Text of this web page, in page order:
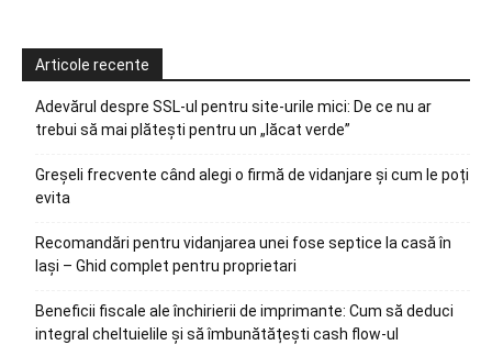
Articole recente
Adevărul despre SSL-ul pentru site-urile mici: De ce nu ar
trebui să mai plătești pentru un „lăcat verde”
Greșeli frecvente când alegi o firmă de vidanjare și cum le poți
evita
Recomandări pentru vidanjarea unei fose septice la casă în
Iași – Ghid complet pentru proprietari
Beneficii fiscale ale închirierii de imprimante: Cum să deduci
integral cheltuielile și să îmbunătățești cash flow-ul